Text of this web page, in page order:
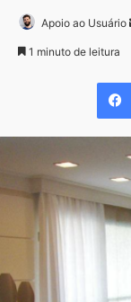
Apoio ao Usuário
1 minuto de leitura